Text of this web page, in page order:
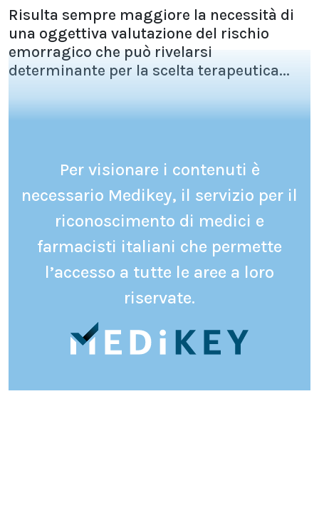
Risulta sempre maggiore la necessità di
una oggettiva valutazione del rischio
emorragico che può rivelarsi
determinante per la scelta terapeutica...
Per visionare i contenuti è
necessario Medikey, il servizio per il
riconoscimento di medici e
farmacisti italiani che permette
l’accesso a tutte le aree a loro
riservate.